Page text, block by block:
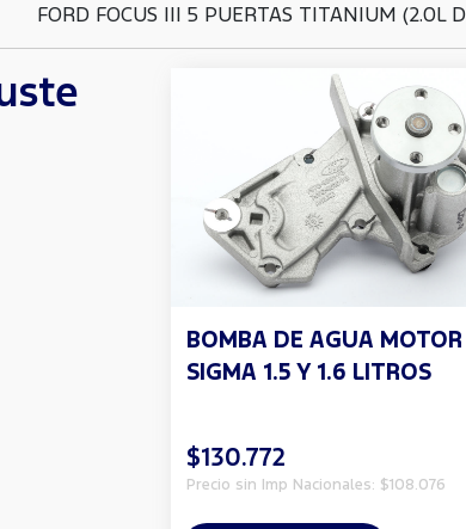
FORD FOCUS III 5 PUERTAS TITANIUM (2.0L
BOMBA DE AGUA MOTOR
SIGMA 1.5 Y 1.6 LITROS
$130.772
Precio sin Imp Nacionales: $108.076